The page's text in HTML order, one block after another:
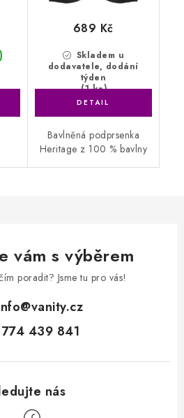
Skladem u
dodavatele, dodání
týden
(1 ks)
689 Kč
Bavlněná podprsenka
Heritage z 100 % bavlny
vám s výběrem
poradit? Jsme tu pro vás!
@vanity.cz
774 439 841